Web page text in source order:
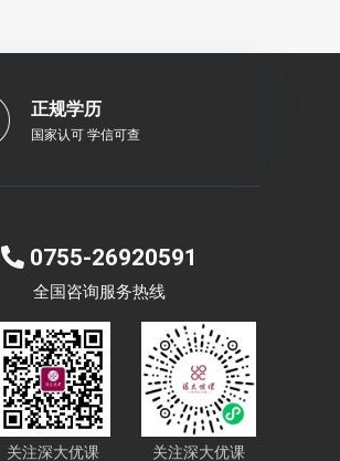
正规学历
国家认可 学信可查
0755-26920591
全国咨询服务热线
关注深大优课 关注深大优课